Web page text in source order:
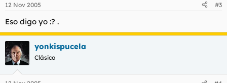
12 Nov 2005 #3
Eso digo yo :? .
yonkispucela
Clásico